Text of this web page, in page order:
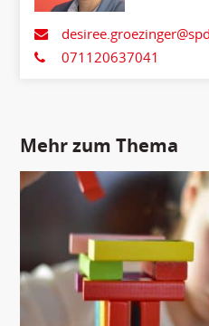
071120637041
Mehr zum Thema